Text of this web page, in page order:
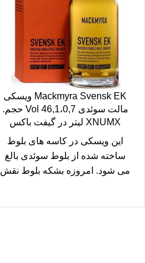
Mackmyra Svensk EK ویسکی
مالت سوئدی 46,1،0,7 Vol حجم.
XNUMX لیتر در گیفت باکس
این ویسکی در کاسه های بلوط
ساخته شده از بلوط سوئدی بالغ
می شود. امروزه بشکه بلوط نقش